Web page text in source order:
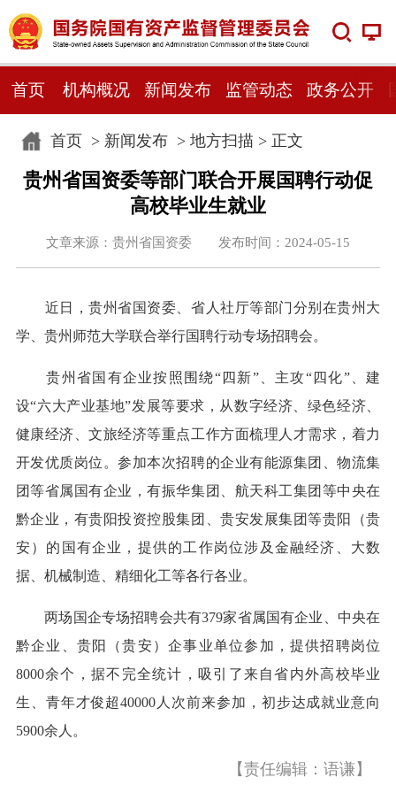
首页 机构概况 新闻发布 监管动态 政务公开
首页> 新闻发布> 地方扫描 > 正文
贵州省国资委等部门联合开展国聘行动促
高校毕业生就业
文章来源：贵州省国资委 发布时间：2024-05-15
近日，贵州省国资委、省人社厅等部门分别在贵州大
学、贵州师范大学联合举行国聘行动专场招聘会。
贵州省国有企业按照围绕“四新”、主攻“四化”、建
设“六大产业基地”发展等要求，从数字经济、绿色经济、
健康经济、文旅经济等重点工作方面梳理人才需求，着力
开发优质岗位。参加本次招聘的企业有能源集团、物流集
团等省属国有企业，有振华集团、航天科工集团等中央在
黔企业，有贵阳投资控股集团、贵安发展集团等贵阳（贵
安）的国有企业，提供的工作岗位涉及金融经济、大数
据、机械制造、精细化工等各行各业。
两场国企专场招聘会共有379家省属国有企业、中央在
黔企业、贵阳（贵安）企事业单位参加，提供招聘岗位
8000余个，据不完全统计，吸引了来自省内外高校毕业
生、青年才俊超40000人次前来参加，初步达成就业意向
5900余人。
【责任编辑：语谦】